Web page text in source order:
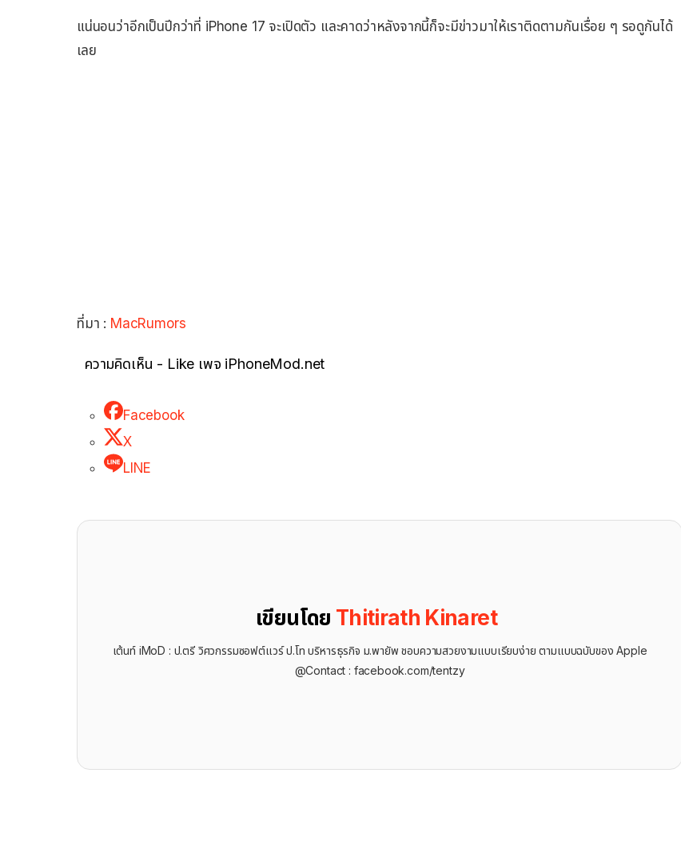
แน่นอนว่าอีกเป็นปีกว่าที่ iPhone 17 จะเปิดตัว และคาดว่าหลังจากนี้ก็จะมีข่าวมาให้เราติดตามกันเรื่อย ๆ รอดูกันได้
เลย
ที่มา : MacRumors
ความคิดเห็น - Like เพจ iPhoneMod.net
Facebook
X
LINE
เขียนโดย Thitirath Kinaret
เต้นท์ iMoD : ป.ตรี วิศวกรรมซอฟต์แวร์ ป.โท บริหารธุรกิจ ม.พายัพ ชอบความสวยงามแบบเรียบง่าย ตามแบบฉบับของ Apple
@Contact : facebook.com/tentzy